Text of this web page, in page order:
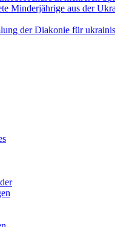
Minderjährige aus der
der Diakonie für